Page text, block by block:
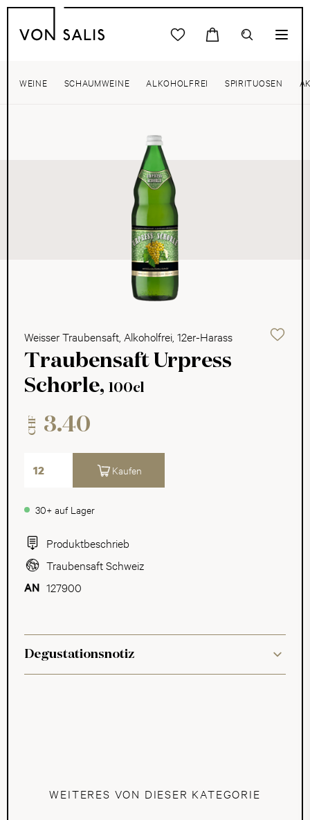
WEINE SCHAUMWEINE ALKOHOLFREI SPIRITUOSEN
Weisser Traubensaft, Alkoholfrei, 12er-Harass
Traubensaft Urpress
Schorle, 100cl
Produktbeschrieb
Traubensaft Schweiz
127900
30+ auf Lager
CHF 3.40
Kaufen
Degustationsnotiz
WEITERES VON DIESER KATEGORIE